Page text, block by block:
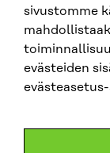
sivustomme
evästeiden
LinkedIn
Instagram
YouTube